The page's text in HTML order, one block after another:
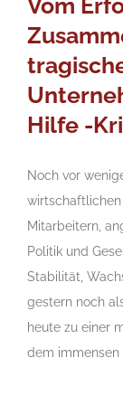
Vom
Hilfe -
Noch vor
Mitarbeitern,
Politik und
Stabilität,
gestern noch
heute zu einer
dem immensen